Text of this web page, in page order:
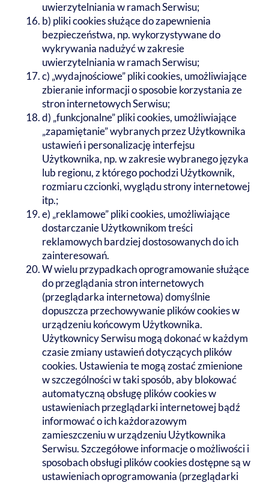
uwierzytelniania w ramach Serwisu;
b) pliki cookies służące do zapewnienia
bezpieczeństwa, np. wykorzystywane do
wykrywania nadużyć w zakresie
uwierzytelniania w ramach Serwisu;
c) „wydajnościowe” pliki cookies, umożliwiające
zbieranie informacji o sposobie korzystania ze
stron internetowych Serwisu;
d) „funkcjonalne” pliki cookies, umożliwiające
„zapamiętanie” wybranych przez Użytkownika
ustawień i personalizację interfejsu
Użytkownika, np. w zakresie wybranego języka
lub regionu, z którego pochodzi Użytkownik,
rozmiaru czcionki, wyglądu strony internetowej
itp.;
e) „reklamowe” pliki cookies, umożliwiające
dostarczanie Użytkownikom treści
reklamowych bardziej dostosowanych do ich
zainteresowań.
W wielu przypadkach oprogramowanie służące
do przeglądania stron internetowych
(przeglądarka internetowa) domyślnie
dopuszcza przechowywanie plików cookies w
urządzeniu końcowym Użytkownika.
Użytkownicy Serwisu mogą dokonać w każdym
czasie zmiany ustawień dotyczących plików
cookies. Ustawienia te mogą zostać zmienione
w szczególności w taki sposób, aby blokować
automatyczną obsługę plików cookies w
ustawieniach przeglądarki internetowej bądź
informować o ich każdorazowym
zamieszczeniu w urządzeniu Użytkownika
Serwisu. Szczegółowe informacje o możliwości i
sposobach obsługi plików cookies dostępne są w
ustawieniach oprogramowania (przeglądarki